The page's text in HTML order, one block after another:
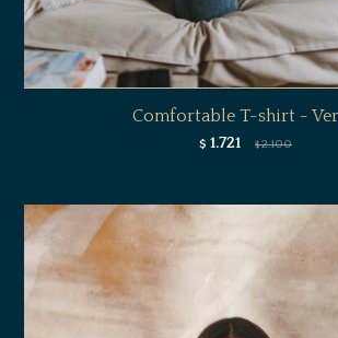
Comfortable T-shirt -
$ 1.721 $ 2.100